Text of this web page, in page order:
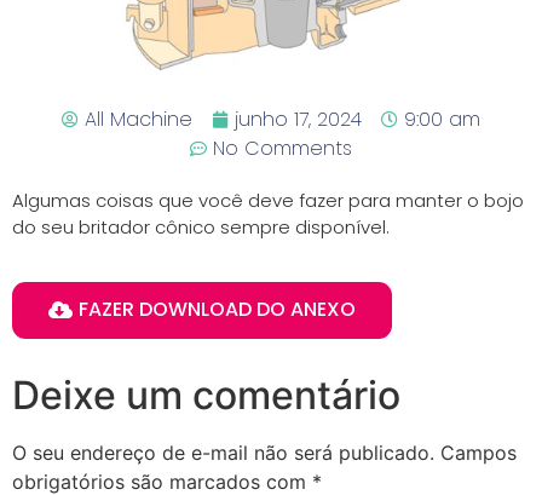
All Machine junho 17, 2024
9:00 am
No Comments
Algumas coisas que você deve fazer para manter o bojo
do seu britador cônico sempre disponível.
FAZER DOWNLOAD DO ANEXO
Deixe um comentário
O seu endereço de e-mail não será publicado. Campos
obrigatórios são marcados com *